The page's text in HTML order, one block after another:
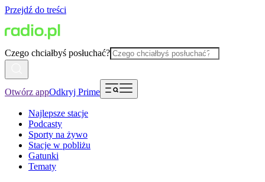
Przejdź do treści
Czego chciałbyś posłuchać?
Otwórz appOdkryj Prime
Najlepsze stacje
Podcasty
Sporty na żywo
Stacje w pobliżu
Gatunki
Tematy